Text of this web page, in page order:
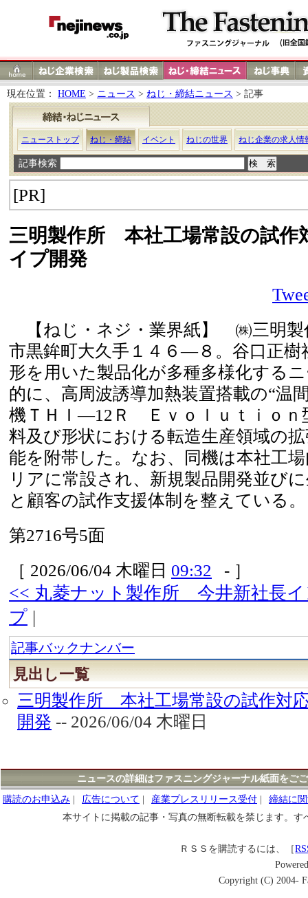
現在位置： HOME > ニュース > ねじ・締結ニュース > 記事
ニューストップ ねじ・締結 イベント ねじの世界 ねじ企業の求人情
記事検索
[PR]
三明製作所 本社工場常設の試作
イプ開発
【ねじ・ネジ・業界紙】 ㈱三明製
市黒鉾町大久手１４６―８。谷口正樹
形を用いた製品化が多種多様化する
的に、高周波誘導加熱装置搭載の“温
機ＴＨＩ―12Ｒ Ｅｖｏｌｕｔｉｏｎ
料及び形状における転造生産領域の
能を附帯した。なお、同機は本社工
リアに常設され、新規製品開発並び
と顧客の試作支援体制を整えている。
第2716号5面
［ 2026/06/04 木曜日 09:32 - ］
<< 丸菱ナット製作所 今井新社長
プ |
記事バックナンバー
見出し一覧
三明製作所 本社工場常設の試作対
開発 -- 2026/06/04 木曜日
ニュースの詳細はファスニングジャーナル紙面をご
購読のお申込み | 広告について | 産業プレスリリース受付 |
締結に
本サイトに掲載の記事・写真の無断転載を禁じます。
ＲＳＳを購読するには、［
Copyright (C) 2004-